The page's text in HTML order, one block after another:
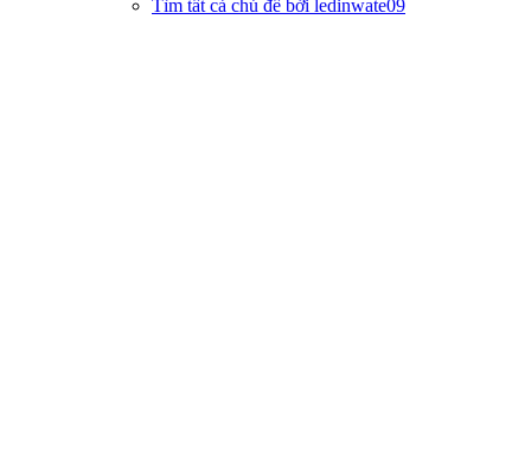
Tìm tất cả chủ đề bởi ledinwate09